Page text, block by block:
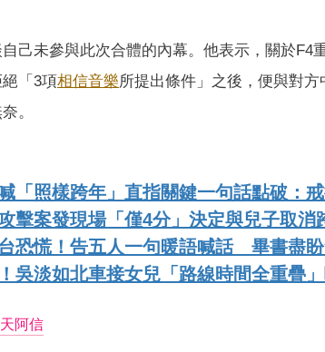
己未參與此次合體的內幕。他表示，關於F4
「3項相信音樂所提出條件」之後，便與對
。
「照樣跨年」直指關鍵一句話點破：
擊案發現場「僅4分」決定與兒子取消
恐慌！告五人一句暖語喊話 畢書盡
吳淡如北車接女兒「路線時間全重疊
阿信